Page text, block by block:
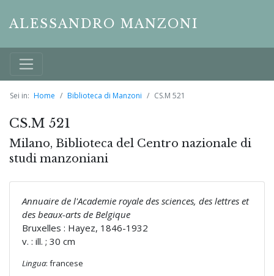
ALESSANDRO MANZONI
Sei in: Home Biblioteca di Manzoni CS.M 521
CS.M 521
Milano, Biblioteca del Centro nazionale di
studi manzoniani
Annuaire de l'Academie royale des sciences, des lettres et
des beaux-arts de Belgique
Bruxelles : Hayez, 1846-1932
v. : ill. ; 30 cm
Lingua: francese